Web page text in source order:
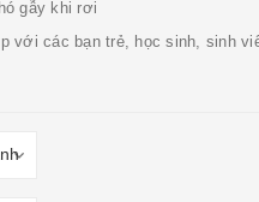
gẫy khi rơi
với các bạn trẻ, học sinh, sinh